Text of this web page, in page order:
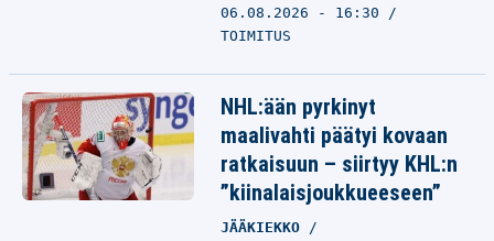
06.08.2026 - 16:30
TOIMITUS
NHL:ään pyrkinyt
maalivahti päätyi kovaan
ratkaisuun – siirtyy KHL:n
”kiinalaisjoukkueeseen”
JÄÄKIEKKO